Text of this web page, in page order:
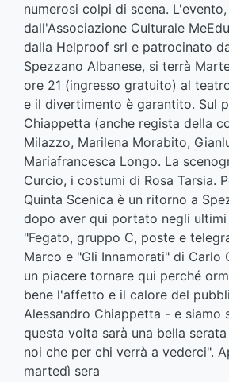
numerosi colpi di scena.
dall'Associazione Culturale
dalla Helproof srl e patrocinato
Spezzano Albanese, si terrà
ore 21 (ingresso gratuito) al
e il divertimento è garantito. Sul
Chiappetta (anche regista della
Milazzo, Marilena Morabito,
Mariafrancesca Longo. La
Curcio, i costumi di Rosa Tarsia.
Quinta Scenica è un ritorno a
dopo aver qui portato negli ultimi
"Fegato, gruppo C, poste e
Marco e "Gli Innamorati" di Carlo
un piacere tornare qui perché
bene l'affetto e il calore del
Alessandro Chiappetta - e siamo
questa volta sarà una bella
noi che per chi verrà a vederci".
martedì sera